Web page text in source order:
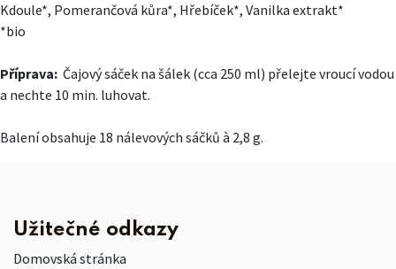
Kdoule*, Pomerančová kůra*, Hřebíček*, Vanilka extrakt*
*bio
Příprava: Čajový sáček na šálek (cca 250 ml) přelejte vroucí vodou
a nechte 10 min. luhovat.
Balení obsahuje 18 nálevových sáčků à 2,8 g.
Užitečné odkazy
Domovská stránka